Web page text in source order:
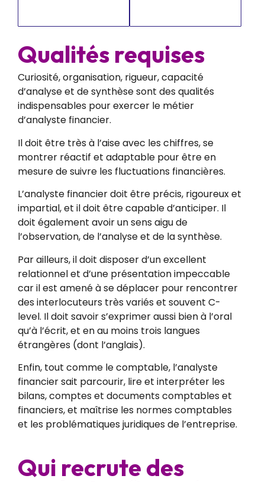
Qualités requises
Curiosité, organisation, rigueur, capacité
d’analyse et de synthèse sont des qualités
indispensables pour exercer le métier
d’analyste financier.
Il doit être très à l’aise avec les chiffres, se
montrer réactif et adaptable pour être en
mesure de suivre les fluctuations financières.
L’analyste financier doit être précis, rigoureux et
impartial, et il doit être capable d’anticiper. Il
doit également avoir un sens aigu de
l’observation, de l’analyse et de la synthèse.
Par ailleurs, il doit disposer d’un excellent
relationnel et d’une présentation impeccable
car il est amené à se déplacer pour rencontrer
des interlocuteurs très variés et souvent C-
level. Il doit savoir s’exprimer aussi bien à l’oral
qu’à l’écrit, et en au moins trois langues
étrangères (dont l’anglais).
Enfin, tout comme le comptable, l’analyste
financier sait parcourir, lire et interpréter les
bilans, comptes et documents comptables et
financiers, et maîtrise les normes comptables
et les problématiques juridiques de l’entreprise.
Qui recrute des